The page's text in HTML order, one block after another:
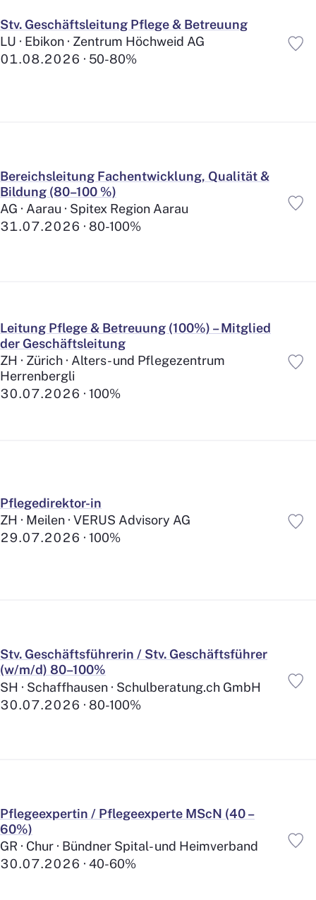
Stv. Geschäftsleitung Pflege & Betreuung
LU · Ebikon · Zentrum Höchweid AG
01.08.2026
50-80%
Bereichsleitung Fachentwicklung, Qualität &
Bildung (80–100 %)
AG · Aarau · Spitex Region Aarau
31.07.2026
80-100%
Leitung Pflege & Betreuung (100%) – Mitglied
der Geschäftsleitung
ZH · Zürich · Alters- und Pflegezentrum
Herrenbergli
30.07.2026
100%
Pflegedirektor-in
ZH · Meilen · VERUS Advisory AG
29.07.2026
100%
Stv. Geschäftsführerin / Stv. Geschäftsführer
(w/m/d) 80–100%
SH · Schaffhausen · Schulberatung.ch GmbH
30.07.2026
80-100%
Pflegeexpertin / Pflegeexperte MScN (40 –
60%)
GR · Chur · Bündner Spital- und Heimverband
30.07.2026
40-60%